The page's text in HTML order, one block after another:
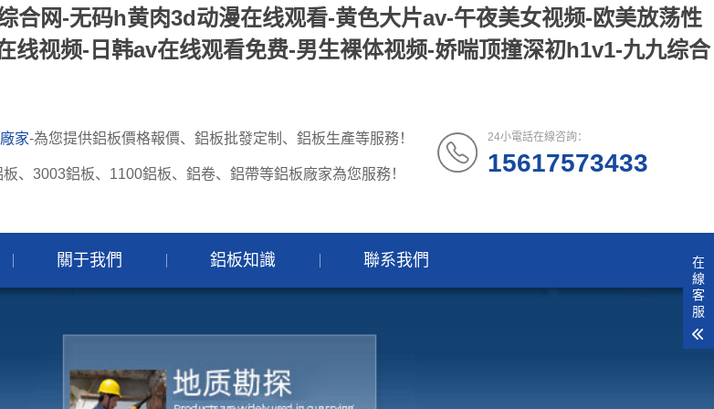
合网-无码h黄肉3d动漫在线观看-黄色大片av-午夜美女视频-欧美放荡性
视频-日韩av在线观看免费-男生裸体视频-娇喘顶撞深初h1v1-九九综合
24小電話在線咨詢：
15617573433
家-為您提供鋁板價格報價、鋁板批發定制、鋁板生產等服務！
、3003鋁板、1100鋁板、鋁卷、鋁帶等鋁板廠家為您服務！
關于我們 鋁板知識 聯系我們
在
線
客
服